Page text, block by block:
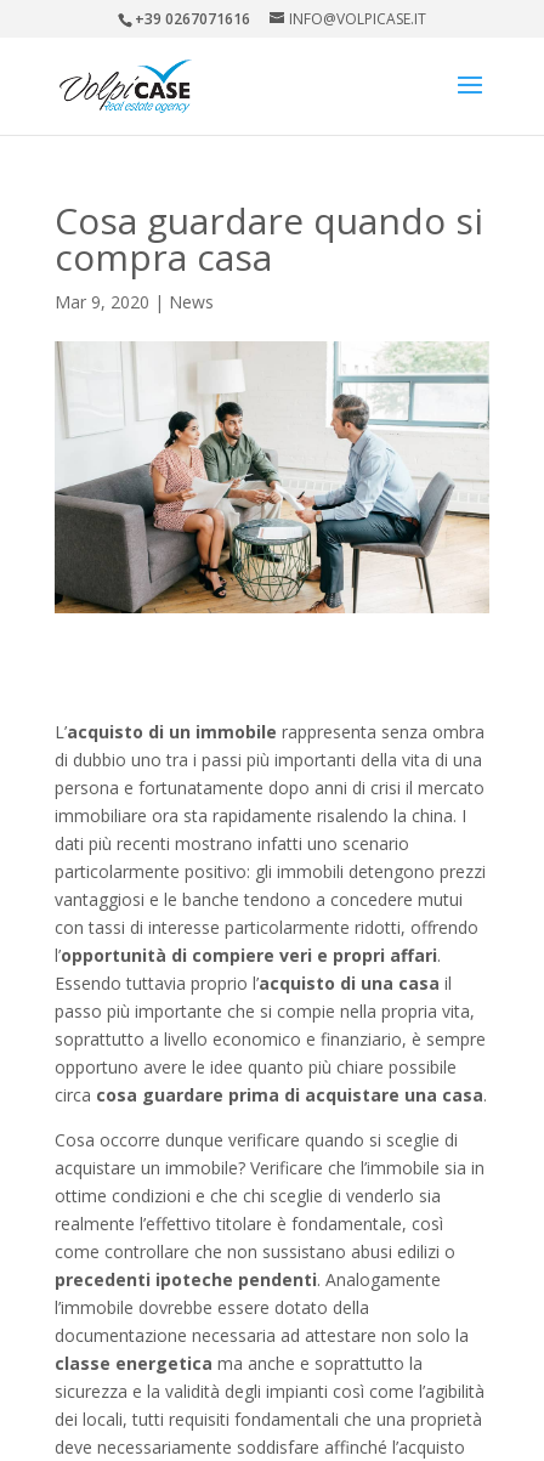
+39 0267071616 INFO@VOLPICASE.IT
Cosa guardare quando si
compra casa
Mar 9, 2020 | News
L’acquisto di un immobile rappresenta senza ombra
di dubbio uno tra i passi più importanti della vita di una
persona e fortunatamente dopo anni di crisi il mercato
immobiliare ora sta rapidamente risalendo la china. I
dati più recenti mostrano infatti uno scenario
particolarmente positivo: gli immobili detengono prezzi
vantaggiosi e le banche tendono a concedere mutui
con tassi di interesse particolarmente ridotti, offrendo
l’opportunità di compiere veri e propri affari.
Essendo tuttavia proprio l’acquisto di una casa il
passo più importante che si compie nella propria vita,
soprattutto a livello economico e finanziario, è sempre
opportuno avere le idee quanto più chiare possibile
circa cosa guardare prima di acquistare una casa.
Cosa occorre dunque verificare quando si sceglie di
acquistare un immobile? Verificare che l’immobile sia in
ottime condizioni e che chi sceglie di venderlo sia
realmente l’effettivo titolare è fondamentale, così
come controllare che non sussistano abusi edilizi o
precedenti ipoteche pendenti. Analogamente
l’immobile dovrebbe essere dotato della
documentazione necessaria ad attestare non solo la
classe energetica ma anche e soprattutto la
sicurezza e la validità degli impianti così come l’agibilità
dei locali, tutti requisiti fondamentali che una proprietà
deve necessariamente soddisfare affinché l’acquisto